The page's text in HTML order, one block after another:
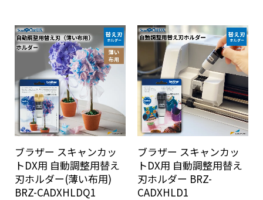
ブラザー スキャンカッ
トDX用 自動調整用替え
刃ホルダー(薄い布用)
BRZ-CADXHLDQ1
ブラザー スキャンカッ
トDX用 自動調整用替え
刃ホルダー BRZ-
CADXHLD1